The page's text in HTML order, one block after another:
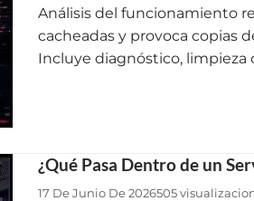
Análisis del funcionamiento
cacheadas y provoca copias
Incluye diagnóstico, limpieza
¿Qué Pasa Dentro de un
17 De Junio De 2026505